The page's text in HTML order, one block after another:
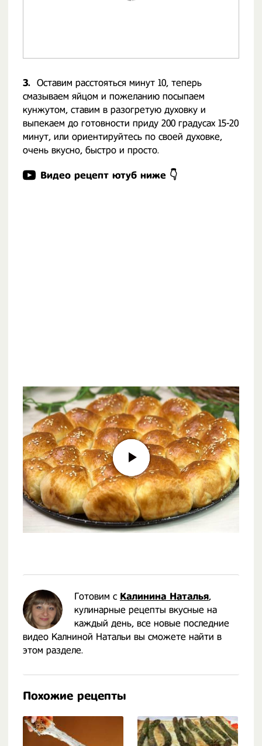
3. Оставим расстояться минут 10, теперь
смазываем яйцом и пожеланию посыпаем
кунжутом, ставим в разогретую духовку и
выпекаем до готовности приду 200 градусах 15-20
минут, или ориентируйтесь по своей духовке,
очень вкусно, быстро и просто.
Видео рецепт ютуб ниже 👇
Готовим с Калинина Наталья,
кулинарные рецепты вкусные на
каждый день, все новые последние
видео Калниной Натальи вы сможете найти в
этом разделе.
Похожие рецепты